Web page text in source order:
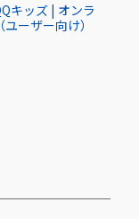
キッズ | オンラ
ーザー向け）